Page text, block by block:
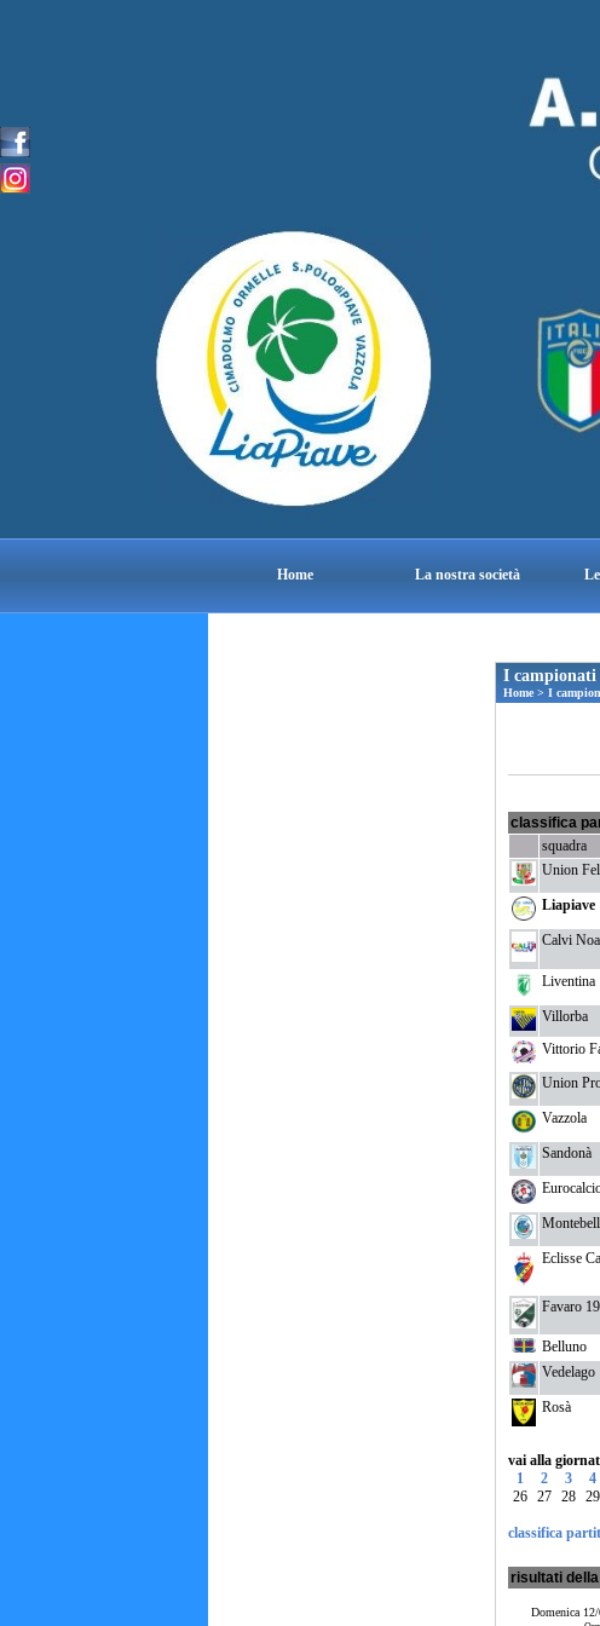
Home La nostra società
I campionati
Home> I
classifica
squadra
Union
Liapiave
Calvi
Liventina
Villorba
Vittorio
Union
Vazzola
Sandonà
Eclisse
Favaro
Belluno
Vedelago
Rosà
vai alla
1
2 3 4
26 27 28 29
classifica
risultati
Domenica